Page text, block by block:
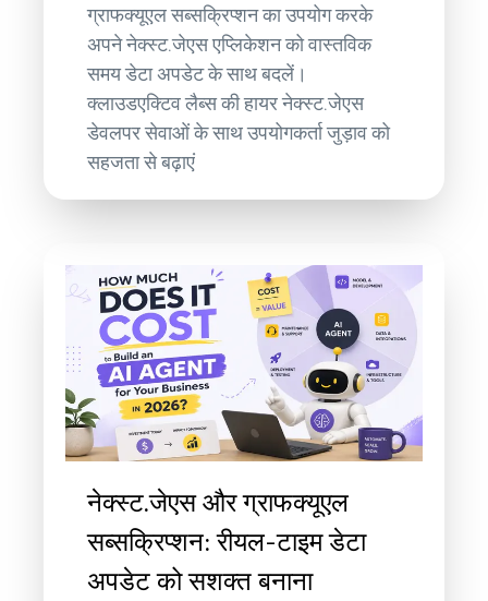
ग्राफक्यूएल सब्सक्रिप्शन का उपयोग करके
अपने नेक्स्ट.जेएस एप्लिकेशन को वास्तविक
समय डेटा अपडेट के साथ बदलें।
क्लाउडएक्टिव लैब्स की हायर नेक्स्ट.जेएस
डेवलपर सेवाओं के साथ उपयोगकर्ता जुड़ाव को
सहजता से बढ़ाएं
नेक्स्ट.जेएस और ग्राफक्यूएल
सब्सक्रिप्शन: रीयल-टाइम डेटा
अपडेट को सशक्त बनाना